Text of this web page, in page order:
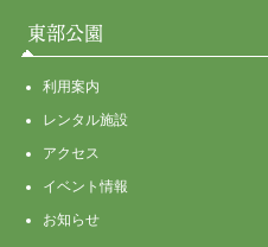
東部公園
利用案内
レンタル施設
アクセス
イベント情報
お知らせ